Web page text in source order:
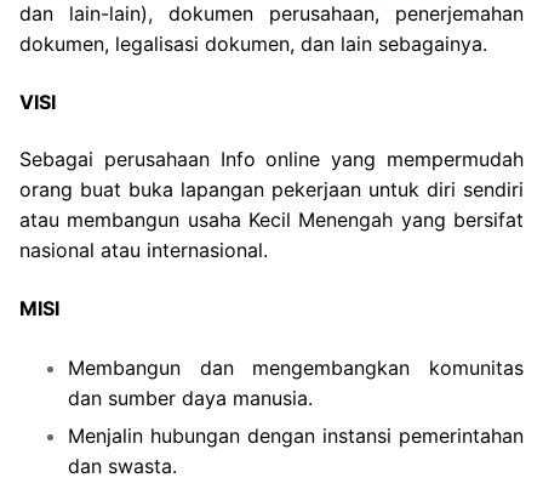
dan lain-lain), dokumen perusahaan, penerjemahan
dokumen, legalisasi dokumen, dan lain sebagainya.
VISI
Sebagai perusahaan Info online yang mempermudah
orang buat buka lapangan pekerjaan untuk diri sendiri
atau membangun usaha Kecil Menengah yang bersifat
nasional atau internasional.
MISI
Membangun dan mengembangkan komunitas
dan sumber daya manusia.
Menjalin hubungan dengan instansi pemerintahan
dan swasta.